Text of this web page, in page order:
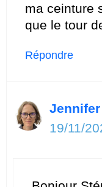
ma ceinture
que le tour
Répondre
19/11/